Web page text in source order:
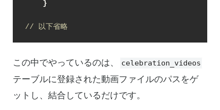
    }
// 以下省略
この中でやっているのは、 celebration_videos
テーブルに登録された動画ファイルのパスをゲ
ットし、結合しているだけです。